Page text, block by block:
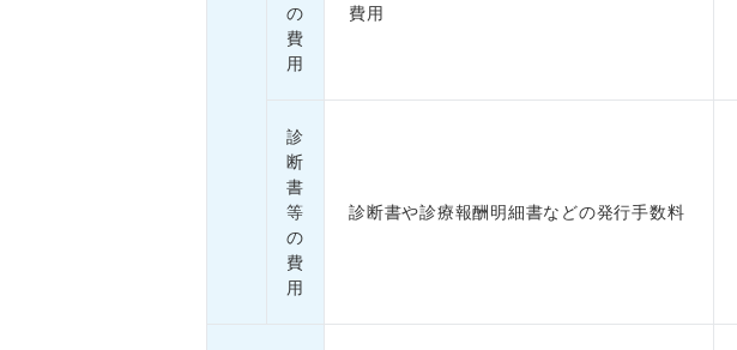
の
費
用
費用
診
断
書
等
の
費
用
診断書や診療報酬明細書などの発行手数料